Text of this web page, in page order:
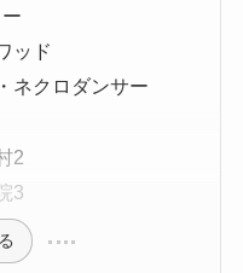
ッド
ネクロダンサー
2
3